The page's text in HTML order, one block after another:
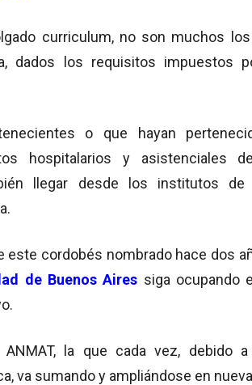
curriculum, no son muchos
dados los requisitos impuestos
o que hayan
hospitalarios y asistenciales
llegar desde los institutos de
este cordobés nombrado hace dos
de Buenos Aires siga ocupando
la que cada vez, debido
va sumando y ampliándose en